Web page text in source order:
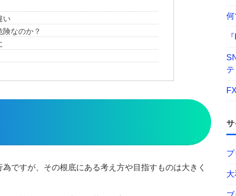
い
なのか？
ですが、その根底にある考え方や目指すものは大きく
何
サ
大